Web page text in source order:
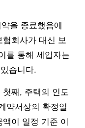
을 종료했음에
회사가 대신 보
를 통해 세입자는
습니다.
째, 주택의 인도
약서상의 확정일
이 일정 기준 이